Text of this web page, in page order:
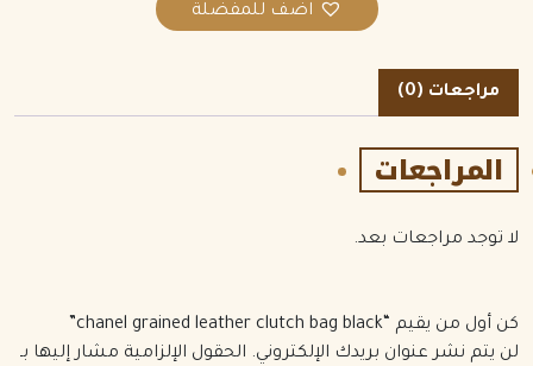
اضف للمفضلة
مراجعات (0)
المراجعات
لا توجد مراجعات بعد.
كن أول من يقيم “chanel grained leather clutch bag black”
لن يتم نشر عنوان بريدك الإلكتروني. الحقول الإلزامية مشار إليها بـ